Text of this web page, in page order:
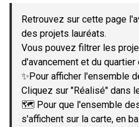
−
Retrouvez sur cette page
des projets lauréats.
Vous pouvez filtrer les
d'avancement et du quartier
✨Pour afficher l'ensemble
Cliquez sur "Réalisé" dans
🗺️ Pour que l'ensemble
s'affichent sur la carte, en